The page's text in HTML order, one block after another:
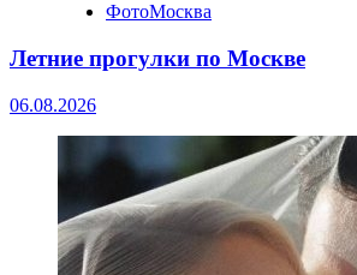
ФотоМосква
Летние прогулки по Москве
06.08.2026